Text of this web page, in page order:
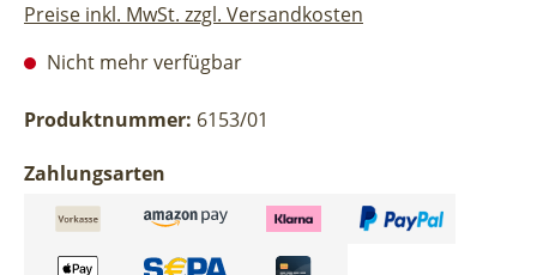
Preise inkl. MwSt. zzgl. Versandkosten
Nicht mehr verfügbar
Produktnummer: 6153/01
Zahlungsarten